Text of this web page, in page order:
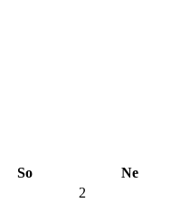
So
Ne
2